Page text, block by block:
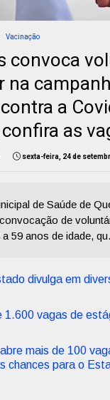
Vacinação
convoca
na
a
as
sexta-feira, 24 de
de Saúde de
de
59 anos de idade,
divulga em
1.600 vagas de
mais de 100
chances para o